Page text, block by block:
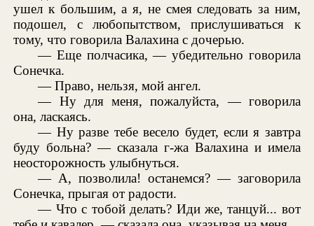
ушел к большим, а я, не смея следовать за ним,
подошел, с любопытством, прислушиваться к
тому, что говорила Валахина с дочерью.
— Еще полчасика, — убедительно говорила
Сонечка.
— Право, нельзя, мой ангел.
— Ну для меня, пожалуйста, — говорила
она, ласкаясь.
— Ну разве тебе весело будет, если я завтра
буду больна? — сказала г-жа Валахина и имела
неосторожность улыбнуться.
— А, позволила! останемся? — заговорила
Сонечка, прыгая от радости.
— Что с тобой делать? Иди же, танцуй... вот